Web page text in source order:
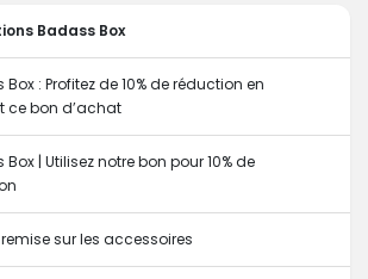
Badass Box
: Profitez de 10% de réduction en
ce bon d’achat
| Utilisez notre bon pour 10% de
remise sur les accessoires